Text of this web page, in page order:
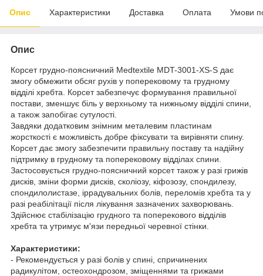
Опис Характеристики Доставка Оплата Умови
Опис
Корсет грудно-поясничний Medtextile MDT-3001-XS-S дає
змогу обмежити обсяг рухів у поперековому та грудному
відділі хребта. Корсет забезпечує формування правильної
постави, зменшує біль у верхньому та нижньому відділі спини,
а також запобігає сутулості.
Завдяки додатковим знімним металевим пластинам
жорсткості є можливість добре фіксувати та вирівняти спину.
Корсет дає змогу забезпечити правильну поставу та надійну
підтримку в грудному та поперековому відділах спини.
Застосовується грудно-поясничний корсет також у разі грижів
дисків, зміни форми дисків, сколіозу, кіфозозу, спондилезу,
спондилолистазе, іррадувальних болів, переломів хребта та у
разі реабілітації після лікування зазначених захворювань.
Здійснює стабілізацію грудного та поперекового відділів
хребта та утримує м'язи передньої черевної стінки.
Характеристики:
- Рекомендується у разі болів у спині, спричинених
радикулітом, остеохондрозом, зміщеннями та грижами